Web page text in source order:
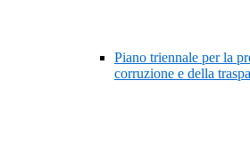
Piano triennale per la
corruzione e della